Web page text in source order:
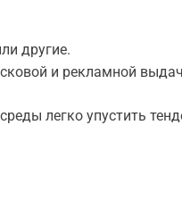
другие.
и рекламной
легко упустить